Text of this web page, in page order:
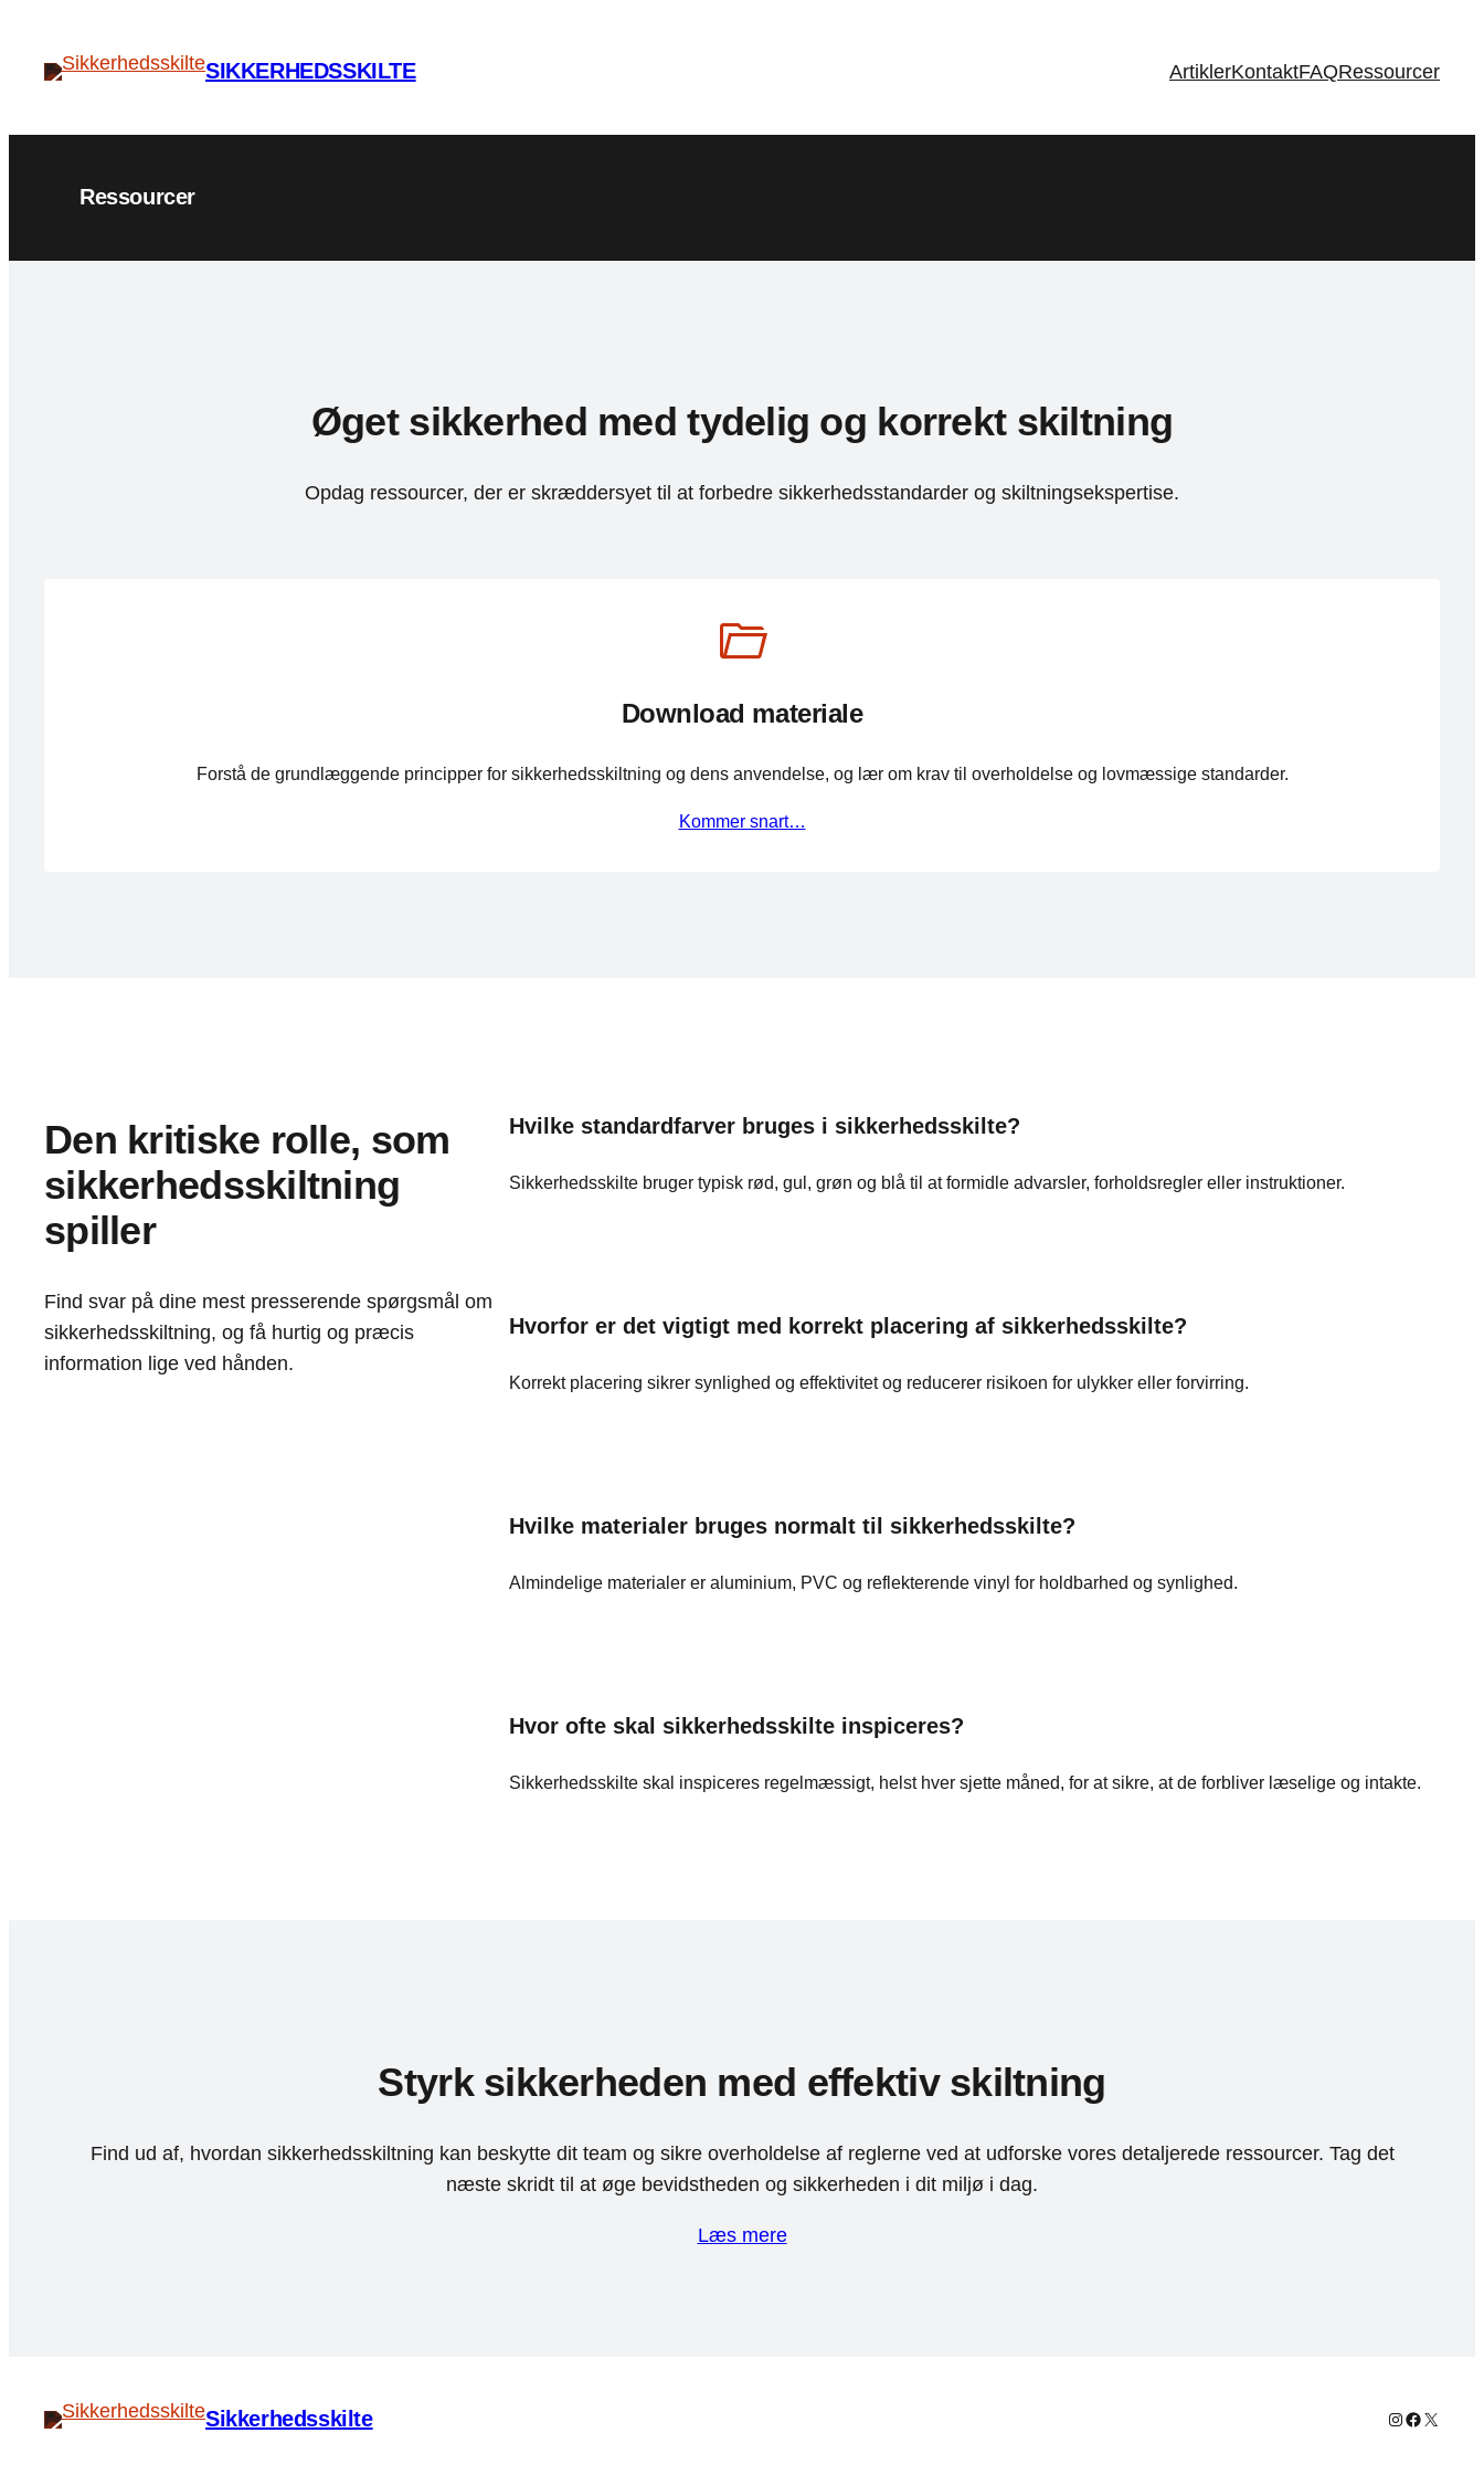
indhold
SIKKERHEDSSKILTE ArtiklerKontaktFAQRessourcer
Ressourcer
Øget sikkerhed med tydelig og korrekt skiltning
Opdag ressourcer, der er skræddersyet til at forbedre sikkerhedsstandarder og skiltningsekspertise.
Download materiale
Forstå de grundlæggende principper for sikkerhedsskiltning og dens anvendelse, og lær om krav til overholdelse og lovmæssige standarder.
Kommer snart…
Den kritiske rolle, som
sikkerhedsskiltning
spiller
Find svar på dine mest presserende spørgsmål om
sikkerhedsskiltning, og få hurtig og præcis
information lige ved hånden.
Hvilke standardfarver bruges i sikkerhedsskilte?
Sikkerhedsskilte bruger typisk rød, gul, grøn og blå til at formidle advarsler, forholdsregler eller instruktioner.
Hvorfor er det vigtigt med korrekt placering af sikkerhedsskilte?
Korrekt placering sikrer synlighed og effektivitet og reducerer risikoen for ulykker eller forvirring.
Hvilke materialer bruges normalt til sikkerhedsskilte?
Almindelige materialer er aluminium, PVC og reflekterende vinyl for holdbarhed og synlighed.
Hvor ofte skal sikkerhedsskilte inspiceres?
Sikkerhedsskilte skal inspiceres regelmæssigt, helst hver sjette måned, for at sikre, at de forbliver læselige og intakte.
Styrk sikkerheden med effektiv skiltning
Find ud af, hvordan sikkerhedsskiltning kan beskytte dit team og sikre overholdelse af reglerne ved at udforske vores detaljerede ressourcer. Tag det
næste skridt til at øge bevidstheden og sikkerheden i dit miljø i dag.
Læs mere
Sikkerhedsskilte Instagram
Facebook
X